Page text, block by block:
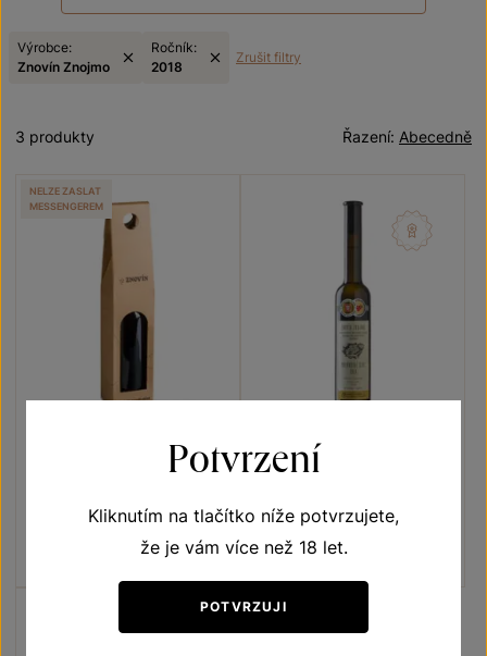
Výrobce:
Znovín Znojmo
Ročník:
2018
Zrušit filtry
Abecedně
Řazení:
3 produkty
Cabernet Sauvignon
moravské zemské víno 2018
Šarže 8436
NELZE ZASLAT
MESSENGEREM
Rulandské šedé
výběr z cibéb 2018
Šarže 8424
Potvrzení
Kliknutím na tlačítko níže potvrzujete,
že je vám více než 18 let.
POTVRZUJI